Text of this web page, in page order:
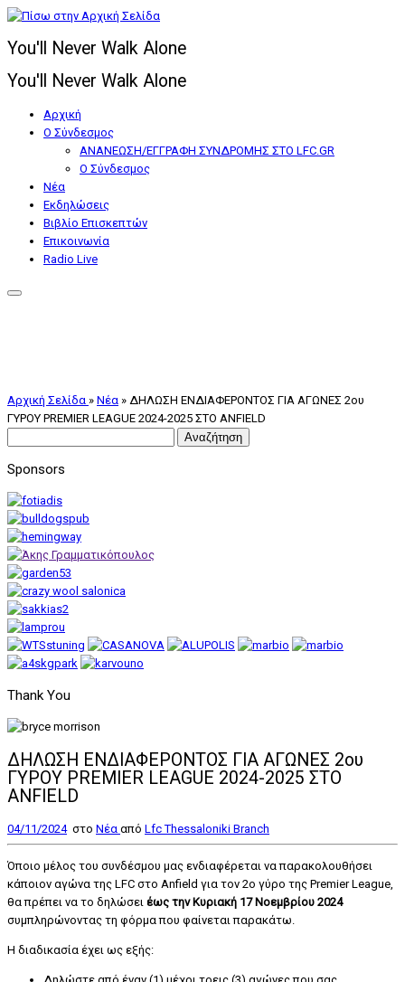
Μετάβαση
περιεχόμενο
You'll Never Walk Alone
You'll Never Walk Alone
Αρχική
Ο Σύνδεσμος
ΑΝΑΝΕΩΣΗ/ΕΓΓΡΑΦΗ ΣΥΝΔΡΟΜΗΣ ΣΤΟ LFC.GR
Ο Σύνδεσμος
Nέα
Εκδηλώσεις
Βιβλίο Επισκεπτών
Επικοινωνία
Radio Live
Αρχική Σελίδα » Nέα » ΔΗΛΩΣΗ ΕΝΔΙΑΦΕΡΟΝΤΟΣ ΓΙΑ ΑΓΩΝΕΣ 2ου
ΓΥΡΟΥ PREMIER LEAGUE 2024-2025 ΣΤΟ ANFIELD
Sponsors
Thank You
ΔΗΛΩΣΗ ΕΝΔΙΑΦΕΡΟΝΤΟΣ ΓΙΑ ΑΓΩΝΕΣ 2ου
ΓΥΡΟΥ PREMIER LEAGUE 2024-2025 ΣΤΟ
ANFIELD
04/11/2024στο Nέα από Lfc Thessaloniki Branch
Όποιο μέλος του συνδέσμου μας ενδιαφέρεται να παρακολουθήσει
κάποιον αγώνα της LFC στο Anfield για τον 2ο γύρο της Premier League,
θα πρέπει να το δηλώσει έως την Κυριακή 17 Νοεμβρίου 2024
συμπληρώνοντας τη φόρμα που φαίνεται παρακάτω.
Η διαδικασία έχει ως εξής: